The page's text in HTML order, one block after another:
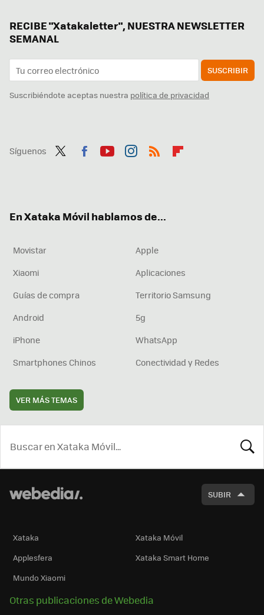
RECIBE "Xatakaletter", NUESTRA NEWSLETTER
SEMANAL
SUSCRIBIR
Suscribiéndote aceptas nuestra política de privacidad
Síguenos
En Xataka Móvil hablamos de...
Movistar
Apple
Xiaomi
Aplicaciones
Guías de compra
Territorio Samsung
Android
5g
iPhone
WhatsApp
Smartphones Chinos
Conectividad y Redes
VER MÁS TEMAS
SUBIR
Xataka
Xataka Móvil
Applesfera
Xataka Smart Home
Mundo Xiaomi
Otras publicaciones de Webedia